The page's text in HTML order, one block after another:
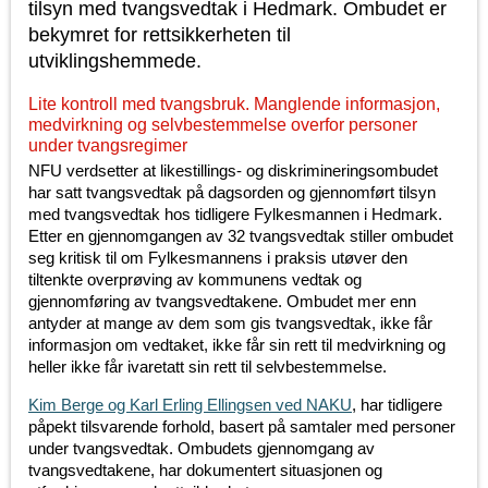
tilsyn med tvangsvedtak i Hedmark. Ombudet er
bekymret for rettsikkerheten til
utviklingshemmede.
Lite kontroll med tvangsbruk. Manglende informasjon,
medvirkning og selvbestemmelse overfor personer
under tvangsregimer
NFU verdsetter at likestillings- og diskrimineringsombudet
har satt tvangsvedtak på dagsorden og gjennomført tilsyn
med tvangsvedtak hos tidligere Fylkesmannen i Hedmark.
Etter en gjennomgangen av 32 tvangsvedtak stiller ombudet
seg kritisk til om Fylkesmannens i praksis utøver den
tiltenkte overprøving av kommunens vedtak og
gjennomføring av tvangsvedtakene. Ombudet mer enn
antyder at mange av dem som gis tvangsvedtak, ikke får
informasjon om vedtaket, ikke får sin rett til medvirkning og
heller ikke får ivaretatt sin rett til selvbestemmelse.
Kim Berge og Karl Erling Ellingsen ved NAKU, har tidligere
påpekt tilsvarende forhold, basert på samtaler med personer
under tvangsvedtak. Ombudets gjennomgang av
tvangsvedtakene, har dokumentert situasjonen og